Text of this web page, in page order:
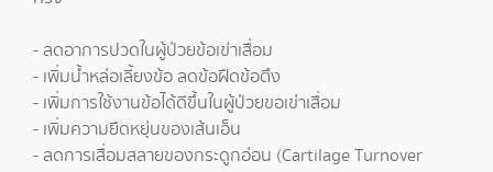
- ลดอาการปวดในผู้ป่วยข้อเข่าเสื่อม
- เพิ่มน้ำหล่อเลี้ยงข้อ ลดข้อฝืดข้อตึง
- เพิ่มการใช้งานข้อได้ดีขึ้นในผู้ป่วยขอเข่าเสื่อม
- เพิ่มความยืดหยุ่นของเส้นเอ็น
- ลดการเสื่อมสลายของกระดูกอ่อน (Cartilage Turnover